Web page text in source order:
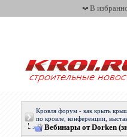
В
Кровля форум - как крыть
по кровле, конференции,
Вебинары от Dorken